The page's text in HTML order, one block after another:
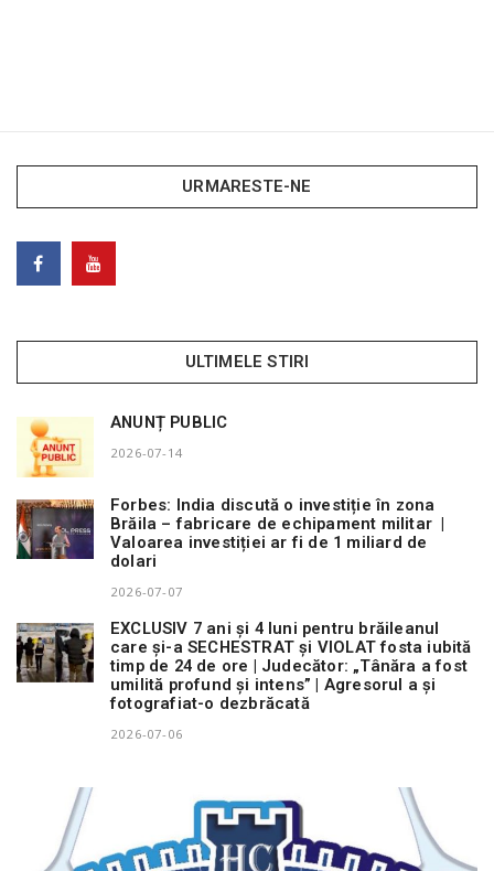
URMARESTE-NE
ULTIMELE STIRI
ANUNȚ PUBLIC
2026-07-14
Forbes: India discută o investiție în zona
Brăila – fabricare de echipament militar |
Valoarea investiției ar fi de 1 miliard de
dolari
2026-07-07
EXCLUSIV 7 ani și 4 luni pentru brăileanul
care și-a SECHESTRAT și VIOLAT fosta iubită
timp de 24 de ore | Judecător: „Tânăra a fost
umilită profund și intens” | Agresorul a și
fotografiat-o dezbrăcată
2026-07-06